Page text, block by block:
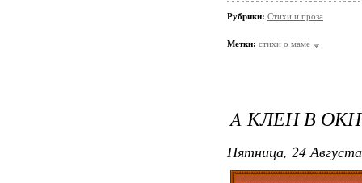
Рубрики: Стихи и проза
Метки: стихи о маме
A КЛЕН В
Пятница, 24